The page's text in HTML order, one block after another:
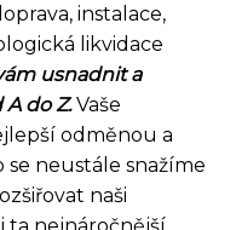
instalace,
likvidace
usnadnit a
do Z.Vaše
odměnou a
neustále snažíme
naši